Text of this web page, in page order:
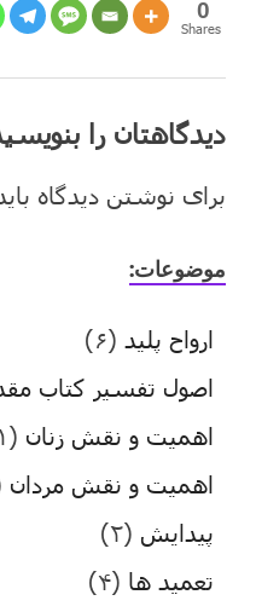
0
Shares
دیدگاهتان را
برای نوشتن دیدگاه باید
موضوعات:
ارواح پلید (۶)
اصول تفسیر کتاب
اهمیت و نقش زنان (۱۱)
اهمیت و نقش مردان
پیدایش (۲)
تعمید ها (۴)